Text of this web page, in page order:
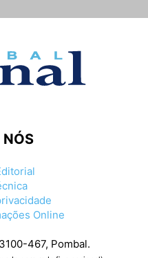
NÓS
Online
467, Pombal.